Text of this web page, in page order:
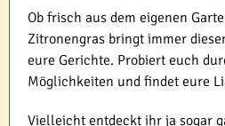
Ob frisch aus dem eigenen
Zitronengras bringt immer
eure Gerichte. Probiert euch
Möglichkeiten und findet eure
Vielleicht entdeckt ihr ja sogar